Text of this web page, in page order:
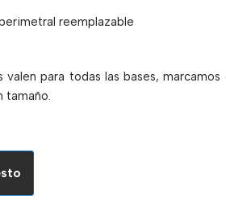
reemplazable
valen para todas las bases,
tamaño.